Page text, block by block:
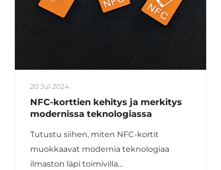
20 Jul 2024
NFC-korttien kehitys ja merkitys
modernissa teknologiassa
Tutustu siihen, miten NFC-kortit
muokkaavat modernia teknologiaa
ilmaston läpi toimivilla